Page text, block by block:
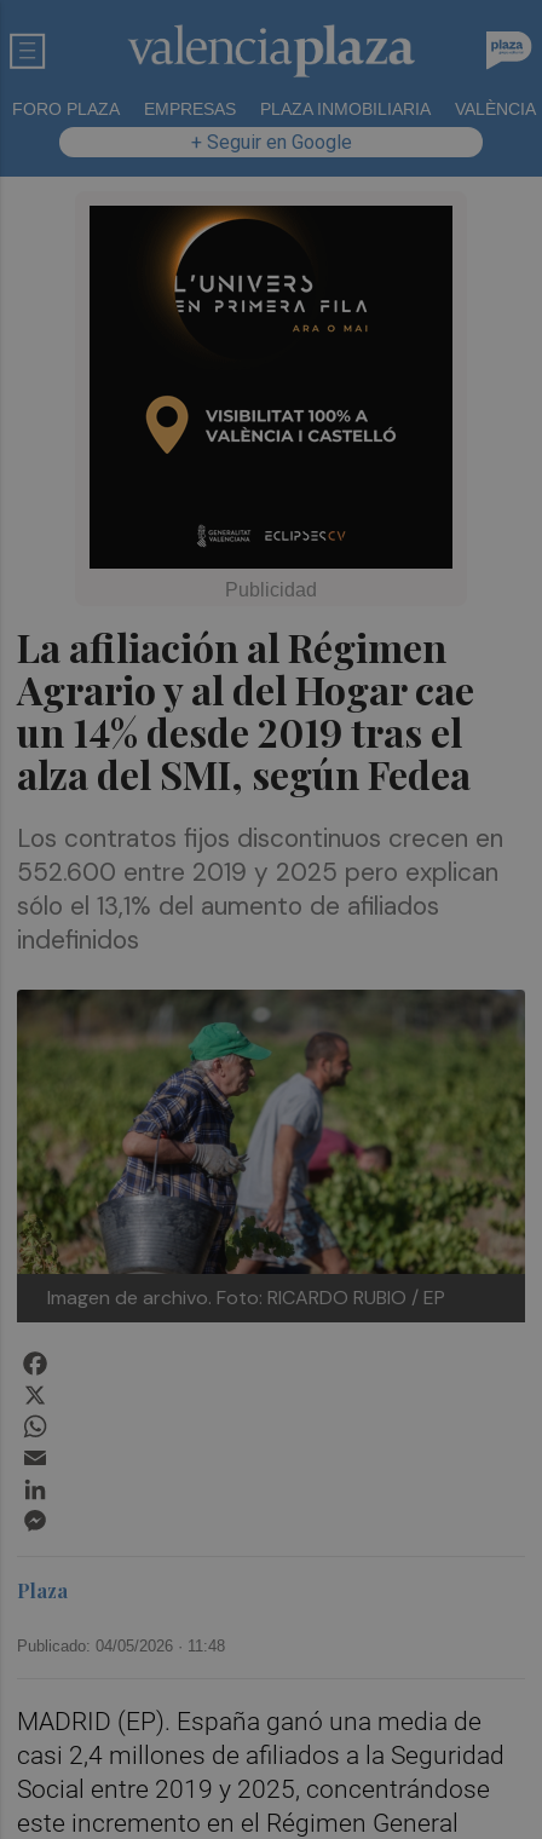
FORO PLAZA EMPRESAS PLAZA INMOBILIARIA VALÈNCIA
+ Seguir en Google
La afiliación al Régimen
Agrario y al del Hogar cae
un 14% desde 2019 tras el
alza del SMI, según Fedea
Los contratos fijos discontinuos crecen en
552.600 entre 2019 y 2025 pero explican
sólo el 13,1% del aumento de afiliados
indefinidos
Imagen de archivo. Foto: RICARDO RUBIO / EP
Plaza
Publicado: 04/05/2026 · 11:48
MADRID (EP). España ganó una media de
casi 2,4 millones de afiliados a la Seguridad
Social entre 2019 y 2025, concentrándose
este incremento en el Régimen General